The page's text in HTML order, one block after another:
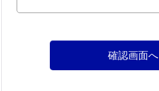
確認画面へ